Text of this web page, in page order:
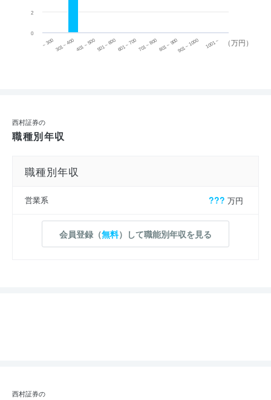
（万円）
~ 300 301 ~ 400 401 ~ 500501 ~ 600601 ~ 700701 ~ 800801 ~ 900901 ~ 1000 1001 ~
0
2
西村証券の
職種別年収
職種別年収
営業系 ??? 万円
会員登録（無料）して職能別年収を見る
西村証券の